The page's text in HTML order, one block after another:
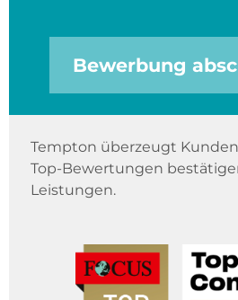
Bewerbung
Tempton überzeugt
Top-Bewertungen
Leistungen.